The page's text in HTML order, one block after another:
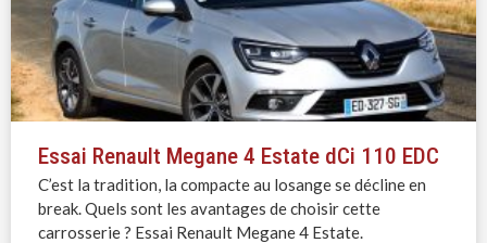
Essai Renault Megane 4 Estate dCi 110 EDC
C’est la tradition, la compacte au losange se décline en
break. Quels sont les avantages de choisir cette
carrosserie ? Essai Renault Megane 4 Estate.